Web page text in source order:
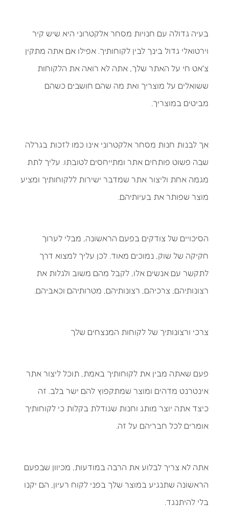
בעיה גדולה עם חנויות מסחר אלקטרוני היא שיש קיר
וירטואלי גדול בינך לבין לקוחותיך. אפילו אם אתה מתקין
צ'אט חי על האתר שלך, אתה לא רואה את הלקוחות
ששואלים על מוצריך ואת מה שהם חושבים כשהם
מביטים במוצריך.
אך לבנות חנות מסחר אלקטרוני אינו כמו לזכות בגרלה
שבה פשוט פותחים אתר ומתייחסים לטובתו. עליך לתת
מגמה אחת וליצור אתר שמדבר ישירות ללקוחותיך ומציע
מוצר שפותר את בעיותיהם.
הסיכויים של צודקים בפעם הראשונה, מבלי לערוך
חקיקה של שוק, נמוכים מאוד. לכן עליך למצוא דרך
לתקשר עם אנשים אלו, לקבל מהם משוב ולגלות את
רצונותיהם, צרכיהם, רצונותיהם, מטרותיהם וכאביהם.
צרכי ורצונותיך של לקוחות המנצחים שלך
פעם שאתה מבין את לקוחותיך באמת, תוכל ליצור אתר
אינטרנט מדהים ומוצר שמתקפוץ להם ישר בלב. זה
כיצד אתה יוצר מותג וחנות שגודלת בקלות כי לקוחותיך
אומרים לכל חבריהם על זה.
אתה לא צריך לבלוע את הרבה במודעות, מכיוון שבפעם
הראשונה שתנגיע במוצר שלך בפני לקוח רעיון, הם יקנו
בלי להיתנגד.